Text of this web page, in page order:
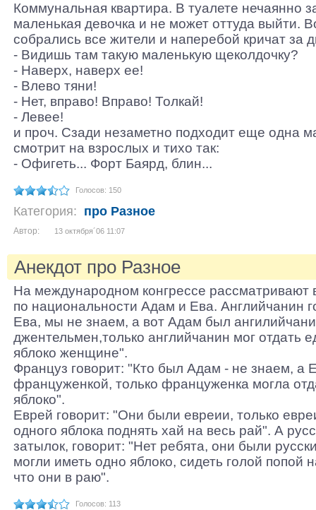
Коммунальная квартира. В туалете нечаянно
маленькая девочка и не может оттуда выйти.
собрались все жители и наперебой кричат за
- Видишь там такую маленькую щеколдочку?
- Наверх, наверх ее!
- Влево тяни!
- Нет, вправо! Вправо! Толкай!
- Левее!
и проч. Сзади незаметно подходит еще одна
смотрит на взрослых и тихо так:
- Oфигеть... Форт Баярд, блин...
Голосов: 150
Категория: про Разное
Автор: 13 октября´06 11:07
Анекдот про Разное
На международном конгрессе рассматривают
по национальности Адам и Ева. Английчанин
Ева, мы не знаем, а вот Адам был
джентельмен,только английчанин мог отдать
яблоко женщине".
Француз говорит: "Кто был Адам - не знаем, а
француженкой, только француженка могла
яблоко".
Еврей говорит: "Они были евреии, только
одного яблока поднять хай на весь рай". А
затылок, говорит: "Нет ребята, они были
могли иметь одно яблоко, сидеть голой попой
что они в раю".
Голосов: 113